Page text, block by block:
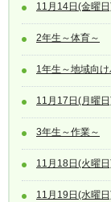
11月14日(金曜
2年生～体育～
1年生～地域向
11月17日(月曜
3年生～作業～
11月18日(火曜
11月19日(水曜